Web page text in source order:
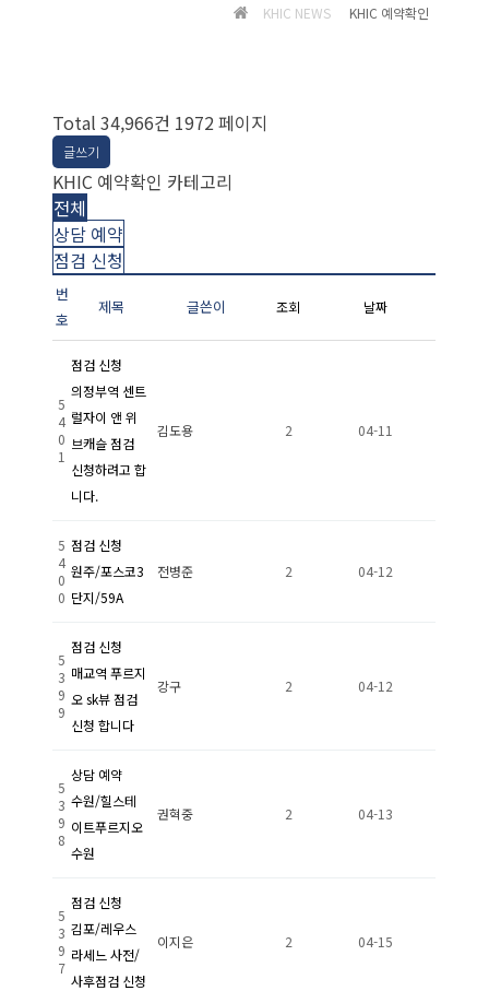
KHIC NEWS KHIC 예약확인
Total 34,966건 1972 페이지
글쓰기
KHIC 예약확인 카테고리
전체
상담 예약
점검 신청
번
호
제목 글쓴이 조회 날짜
5
4
0
1
점검 신청
의정부역 센트
럴자이 앤 위
브캐슬 점검
신청하려고 합
니다.
김도용 2 04-11
5
4
0
0
점검 신청
원주/포스코3
단지/59A
전병준 2 04-12
5
3
9
9
점검 신청
매교역 푸르지
오 sk뷰 점검
신청 합니다
강구 2 04-12
5
3
9
8
상담 예약
수원/힐스테
이트푸르지오
수원
권혁중 2 04-13
5
3
9
7
점검 신청
김포/레우스
라세느 사전/
사후점검 신청
이지은 2 04-15